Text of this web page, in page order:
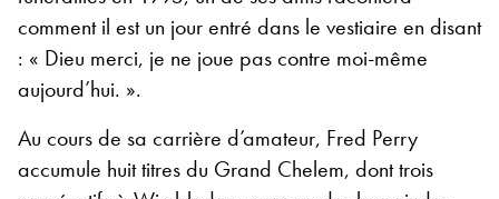
comment il est un jour entré dans le vestiaire en disant
: « Dieu merci, je ne joue pas contre moi-même
aujourd’hui. ».
Au cours de sa carrière d’amateur, Fred Perry
accumule huit titres du Grand Chelem, dont trois